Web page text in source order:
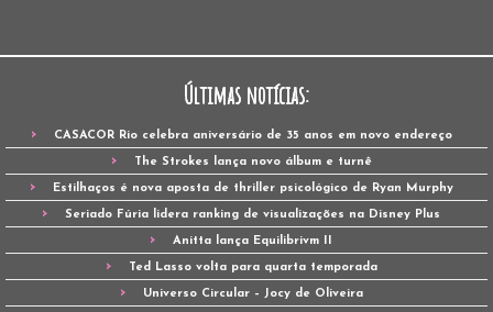
Últimas notícias:
CASACOR Rio celebra aniversário de 35 anos em novo endereço
The Strokes lança novo álbum e turnê
Estilhaços é nova aposta de thriller psicológico de Ryan Murphy
Seriado Fúria lidera ranking de visualizações na Disney Plus
Anitta lança Equilibrivm II
Ted Lasso volta para quarta temporada
Universo Circular – Jocy de Oliveira